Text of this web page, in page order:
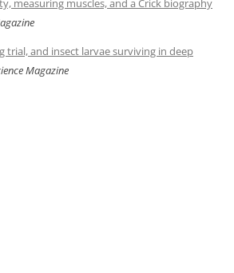
measuring muscles, and a Crick biography
trial, and insect larvae surviving in deep
Magazine